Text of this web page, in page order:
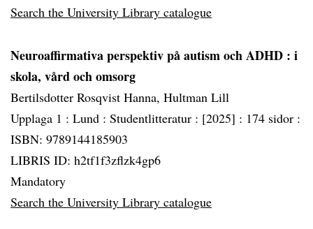
Search the University Library catalogue
Neuroaffirmativa perspektiv på autism och ADHD : i
skola, vård och omsorg
Bertilsdotter Rosqvist Hanna, Hultman Lill
Upplaga 1 : Lund : Studentlitteratur : [2025] : 174 sidor :
ISBN: 9789144185903
LIBRIS ID: h2tf1f3zflzk4gp6
Mandatory
Search the University Library catalogue